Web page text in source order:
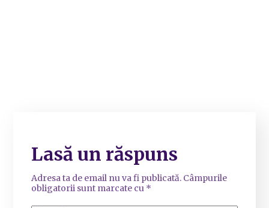
Lasă un răspuns
Adresa ta de email nu va fi publicată. Câmpurile
obligatorii sunt marcate cu *